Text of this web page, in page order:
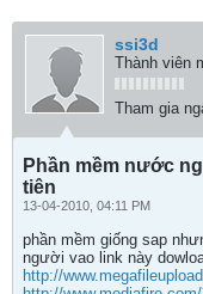
ssi3d
Thành viên
Tham gia
Phần mềm nước
tiên
13-04-2010, 04:11 PM
phần mềm giống sap
người vao link này
http://